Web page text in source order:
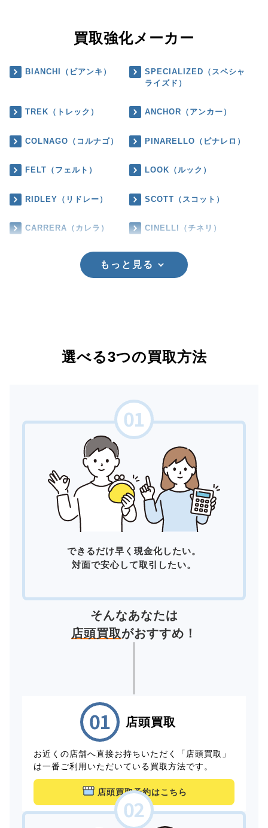
買取強化メーカー
BIANCHI（ビアンキ）
SPECIALIZED（スペシャ
ライズド）
TREK（トレック） ANCHOR（アンカー）
COLNAGO（コルナゴ） PINARELLO（ピナレロ）
FELT（フェルト） LOOK（ルック）
RIDLEY（リドレー） SCOTT（スコット）
CARRERA（カレラ） CINELLI（チネリ）
もっと見る
選べる3つの買取方法
できるだけ早く現金化したい。
対面で安心して取引したい。
そんなあなたは
店頭買取がおすすめ！
店頭買取
お近くの店舗へ直接お持ちいただく「店頭買取」
は一番ご利用いただいている買取方法です。
店頭買取予約はこちら